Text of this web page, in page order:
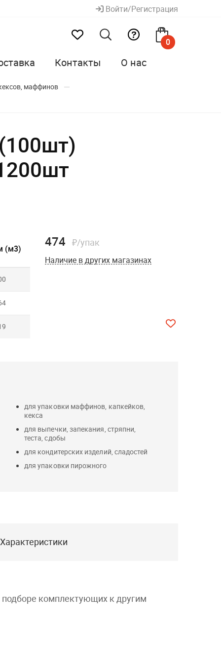
Войти/Регистрация
0
Контакты О нас
маффинов
(м3) 474 ₽/упак
Наличие в других магазинах
для упаковки маффинов, капкейков,
кекса
для выпечки, запекания, стряпни,
теста, сдобы
для кондитерских изделий, сладостей
для упаковки пирожного
Характеристики
комплектующих к другим